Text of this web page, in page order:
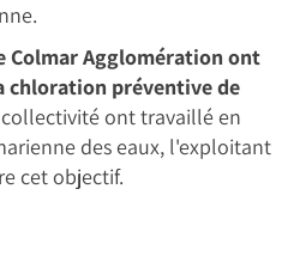
Colmar Agglomération ont
chloration préventive de
collectivité ont travaillé en
des eaux, l'exploitant
cet objectif.